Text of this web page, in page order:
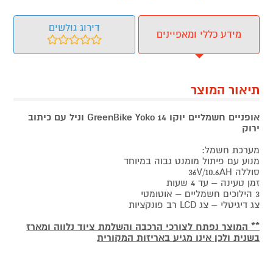
מידע כללי ומאפיינים
דירוג גולשים
תיאור המוצר
אופניים חשמליים יוקו GreenBike Yoko 14
וניל עם כיתוב
ירוק
מערכת חשמל:
מנוע עם פיתול מומנט גבוה במיוחד
סוללה 36V/10.6AH
זמן טעינה – עד 4 שעות
3 הילוכים חשמליים – אוטומטי
צג דיגיטלי – צג LCD רב פונקציות
** המוצר נפתח לצורכי הרכבה והשלמת ציוד נלווה ומארז
בשנית ולכן אינו מגיע באריזות המקורית